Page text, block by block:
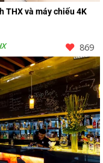
THX và máy chiếu 4K
869